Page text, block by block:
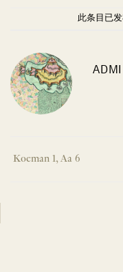
此条目已
Koeman 1, Aa 6